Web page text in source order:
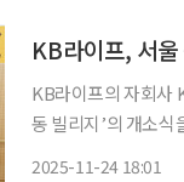
KB라이프, 서울
KB라이프의 자회사
동 빌리지’의 개소식을 열고 본격 운
2025-11-24 18:01